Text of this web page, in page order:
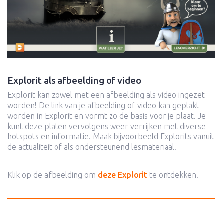
Explorit als afbeelding of video
Explorit kan zowel met een afbeelding als video ingezet
worden! De link van je afbeelding of video kan geplakt
worden in Explorit en vormt zo de basis voor je plaat. Je
kunt deze platen vervolgens weer verrijken met diverse
hotspots en informatie. Maak bijvoorbeeld Explorits vanuit
de actualiteit of als ondersteunend lesmateriaal!
Klik op de afbeelding om deze Explorit te ontdekken.